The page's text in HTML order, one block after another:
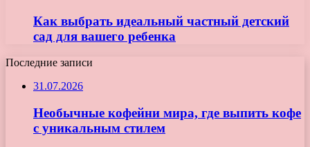
Как выбрать идеальный частный детский
сад для вашего ребенка
Последние записи
31.07.2026
Необычные кофейни мира, где выпить кофе
с уникальным стилем